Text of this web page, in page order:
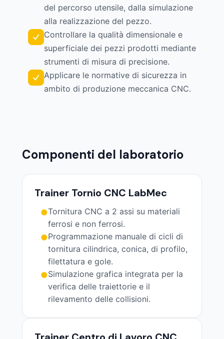
del percorso utensile, dalla simulazione
alla realizzazione del pezzo.
Controllare la qualità dimensionale e
superficiale dei pezzi prodotti mediante
strumenti di misura di precisione.
Applicare le normative di sicurezza in
ambito di produzione meccanica CNC.
Componenti del laboratorio
Trainer Tornio CNC LabMec
●Tornitura CNC a 2 assi su materiali
ferrosi e non ferrosi.
●Programmazione manuale di cicli di
tornitura cilindrica, conica, di profilo,
filettatura e gole.
●Simulazione grafica integrata per la
verifica delle traiettorie e il
rilevamento delle collisioni.